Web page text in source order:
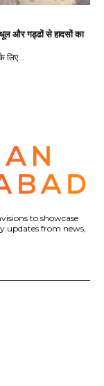
धूल और गड्ढों से हादसों का
लिए...
to showcase
updates from news,